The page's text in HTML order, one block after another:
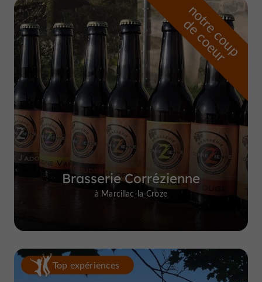
n
o
t
r
e
c
o
u
p
d
e
c
o
e
u
r
Brasserie Corrézienne
à Marcillac-la-Croze
Top expériences